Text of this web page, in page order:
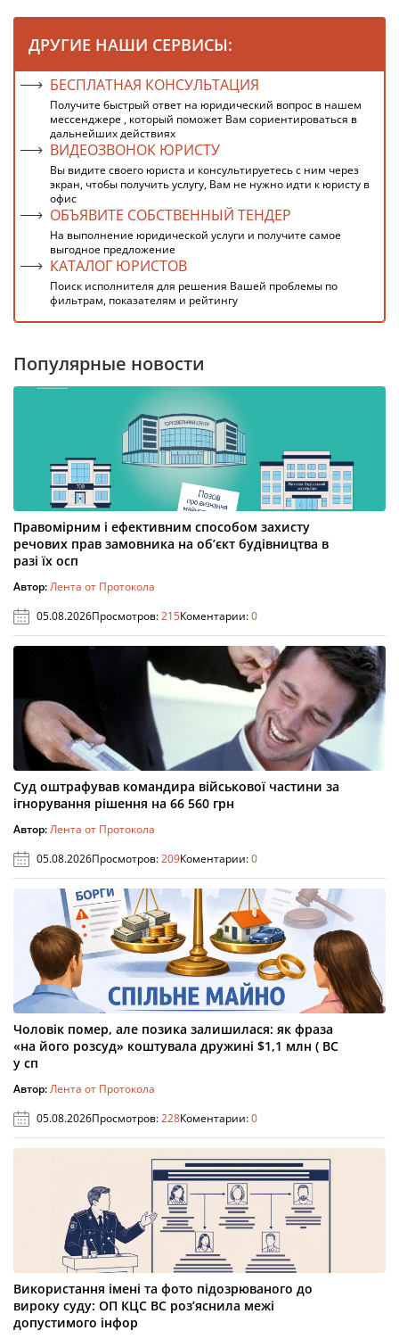
ДРУГИЕ НАШИ СЕРВИСЫ:
БЕСПЛАТНАЯ КОНСУЛЬТАЦИЯ
Получите быстрый ответ на юридический вопрос в нашем
мессенджере , который поможет Вам сориентироваться в
дальнейших действиях
ВИДЕОЗВОНОК ЮРИСТУ
Вы видите своего юриста и консультируетесь с ним через
экран, чтобы получить услугу, Вам не нужно идти к юристу в
офис
ОБЪЯВИТЕ СОБСТВЕННЫЙ ТЕНДЕР
На выполнение юридической услуги и получите самое
выгодное предложение
КАТАЛОГ ЮРИСТОВ
Поиск исполнителя для решения Вашей проблемы по
фильтрам, показателям и рейтингу
Популярные новости
Правомірним і ефективним способом захисту
речових прав замовника на об’єкт будівництва в
разі їх осп
Автор:Лента от Протокола
05.08.2026Просмотров:215Коментарии:0
Суд оштрафував командира військової частини за
ігнорування рішення на 66 560 грн
Автор:Лента от Протокола
05.08.2026Просмотров:209Коментарии:0
Чоловік помер, але позика залишилася: як фраза
«на його розсуд» коштувала дружині $1,1 млн ( ВС
у сп
Автор:Лента от Протокола
05.08.2026Просмотров:228Коментарии:0
Використання імені та фото підозрюваного до
вироку суду: ОП КЦС ВС роз’яснила межі
допустимого інфор